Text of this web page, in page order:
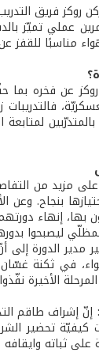
روكز فريق
عملي تميّز
مناسبًا للقفز
عن فخره بما
على مزيد من
بنجاح. وعن
بها، إنهاء
ليصبحوا
مدير الدورة إلى
في ثكنة غسّان
الأخيرة
إشراف طاقم
تحضير
ثباته وايقافه